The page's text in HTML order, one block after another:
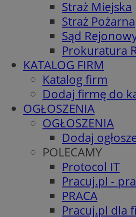
Straż Miejska
Straż Pożarna
Sąd
Prokuratura
KATALOG FIRM
Katalog firm
Dodaj firmę do
OGŁOSZENIA
OGŁOSZENIA
Dodaj
POLECAMY
Protocol IT
Pracuj.pl -
PRACA
Pracuj.pl dla